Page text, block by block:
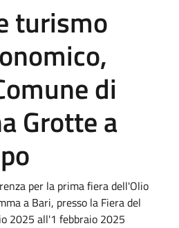
turismo
di
Grotte a
per la prima fiera dell'Olio
a Bari, presso la Fiera del
2025 all'1 febbraio 2025